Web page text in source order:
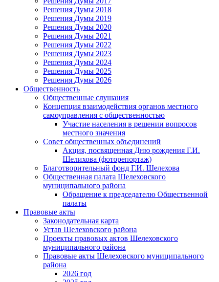
Решения Думы 2018
Решения Думы 2019
Решения Думы 2020
Решения Думы 2021
Решения Думы 2022
Решения Думы 2023
Решения Думы 2024
Решения Думы 2025
Решения Думы 2026
Общественность
Общественные слушания
Концепция взаимодействия органов местного
самоуправления с общественностью
Участие населения в решении вопросов
местного значения
Совет общественных объединений
Акция, посвященная Дню рождения Г.И.
Шелихова (фоторепортаж)
Благотворительный фонд Г.И. Шелехова
Общественная палата Шелеховского
муниципального района
Обращение к председателю Общественной
палаты
Правовые акты
Законодательная карта
Устав Шелеховского района
Проекты правовых актов Шелеховского
муниципального района
Правовые акты Шелеховского муниципального
района
2026 год